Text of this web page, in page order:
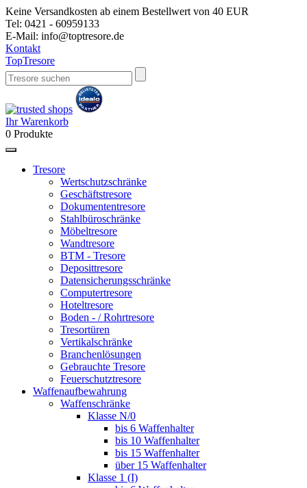
Keine Versandkosten ab einem Bestellwert von 40 EUR
Tel: 0421 - 60959133
E-Mail: info@toptresore.de
Kontakt
TopTresore
Ihr Warenkorb
0 Produkte
Tresore
Wertschutzschränke
Geschäftstresore
Dokumententresore
Stahlbüroschränke
Möbeltresore
Wandtresore
BTM - Tresore
Deposittresore
Datensicherungsschränke
Computertresore
Hoteltresore
Boden - / Rohrtresore
Tresortüren
Vertikalschränke
Branchenlösungen
Gebrauchte Tresore
Feuerschutztresore
Waffenaufbewahrung
Waffenschränke
Klasse N/0
bis 6 Waffenhalter
bis 10 Waffenhalter
bis 15 Waffenhalter
über 15 Waffenhalter
Klasse 1 (I)